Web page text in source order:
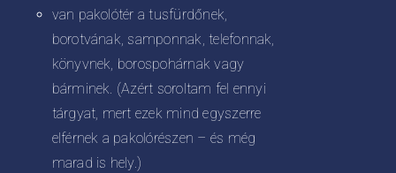
van pakolótér a tusfürdőnek,
borotvának, samponnak, telefonnak,
könyvnek, borospohárnak vagy
bárminek. (Azért soroltam fel ennyi
tárgyat, mert ezek mind egyszerre
elférnek a pakolórészen – és még
marad is hely.)